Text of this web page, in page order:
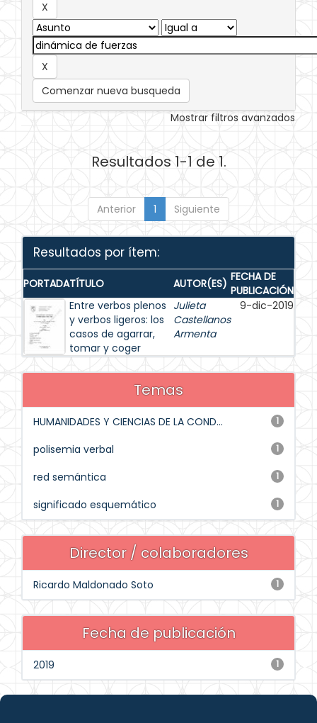
Comenzar nueva busqueda
Mostrar filtros avanzados
Resultados 1-1 de 1.
Anterior 1 Siguiente
Resultados por ítem:
PORTADATÍTULO AUTOR(ES) FECHA DE
PUBLICACIÓN
Entre verbos plenos
y verbos ligeros: los
casos de agarrar,
tomar y coger
Julieta
Castellanos
Armenta
9-dic-2019
Temas
1
HUMANIDADES Y CIENCIAS DE LA COND...
1
polisemia verbal
1
red semántica
1
significado esquemático
Director / colaboradores
1
Ricardo Maldonado Soto
Fecha de publicación
1
2019